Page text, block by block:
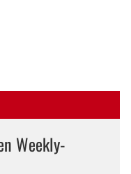
Weekly-